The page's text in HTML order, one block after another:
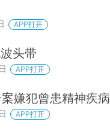
APP打开
头带
APP打开
嫌犯曾患精神疾病
APP打开